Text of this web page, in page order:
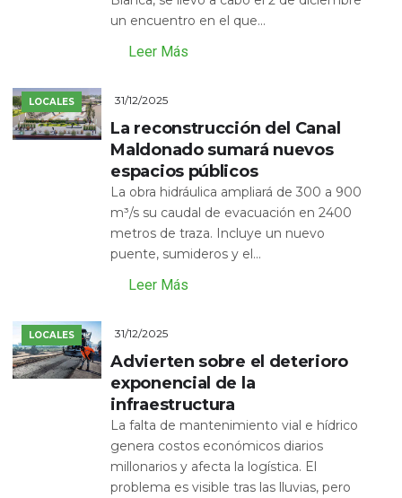
un encuentro en el que...
Leer Más
LOCALES 31/12/2025
La reconstrucción del Canal
Maldonado sumará nuevos
espacios públicos
La obra hidráulica ampliará de 300 a 900
m³/s su caudal de evacuación en 2400
metros de traza. Incluye un nuevo
puente, sumideros y el...
Leer Más
LOCALES 31/12/2025
Advierten sobre el deterioro
exponencial de la
infraestructura
La falta de mantenimiento vial e hídrico
genera costos económicos diarios
millonarios y afecta la logística. El
problema es visible tras las lluvias, pero